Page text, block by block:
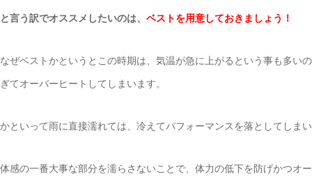
と言う訳でオススメしたいのは、 ベストを用意しておきましょう！
なぜベストかというとこの時期は、気温が急に上がるという事も多い
ぎてオーバーヒートしてしまいます。
かといって雨に直接濡れては、冷えてパフォーマンスを落としてしま
体感の一番大事な部分を濡らさないことで、体力の低下を防げかつオ